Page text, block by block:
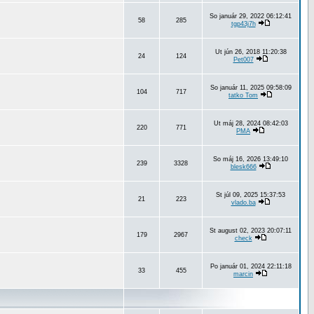
58 285
So január 29, 2022 06:12:41
tgp43j7h
24 124
Ut jún 26, 2018 11:20:38
Pet007
104 717
So január 11, 2025 09:58:09
tatko Tom
220 771
Ut máj 28, 2024 08:42:03
PMA
239 3328
So máj 16, 2026 13:49:10
blesk666
21 223
St júl 09, 2025 15:37:53
vlado.ba
179 2967
St august 02, 2023 20:07:11
check
33 455
Po január 01, 2024 22:11:18
marcin